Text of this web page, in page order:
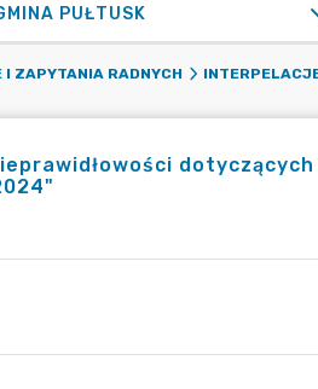
PUŁTUSK
I ZAPYTANIA RADNYCH